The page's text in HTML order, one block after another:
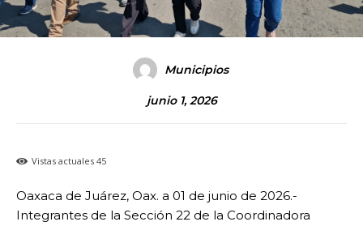
Municipios
junio 1, 2026
Vistas actuales 45
Oaxaca de Juárez, Oax. a 01 de junio de 2026.-
Integrantes de la Sección 22 de la Coordinadora